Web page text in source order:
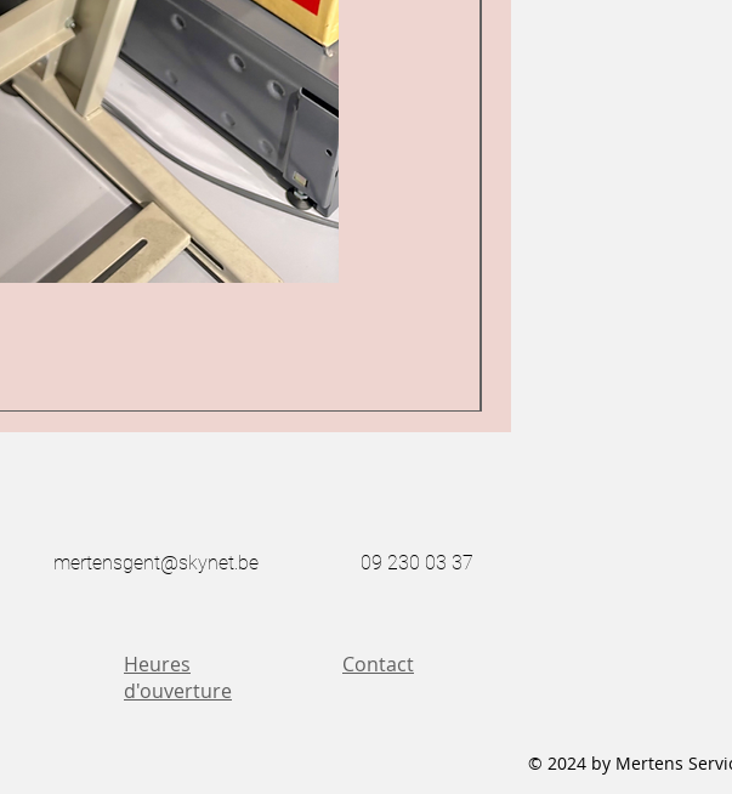
mertensgent@skynet.be 09 230 03 37
Heures
d'ouverture
Contact
© 2024 by Mertens